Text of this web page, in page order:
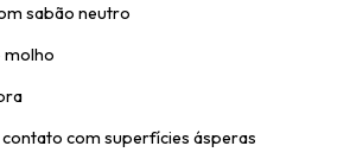
sabão neutro
molho
com superfícies ásperas